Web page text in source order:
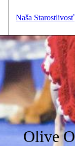
Naša Starostlivosť
Olive